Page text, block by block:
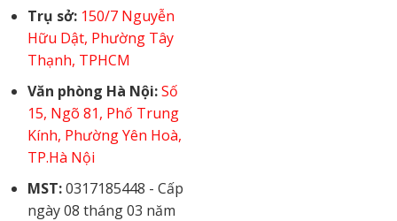
Trụ sở: 150/7 Nguyễn
Hữu Dật, Phường Tây
Thạnh, TPHCM
Văn phòng Hà Nội: Số
15, Ngõ 81, Phố Trung
Kính, Phường Yên Hoà,
TP.Hà Nội
MST:0317185448 - Cấp
ngày 08 tháng 03 năm